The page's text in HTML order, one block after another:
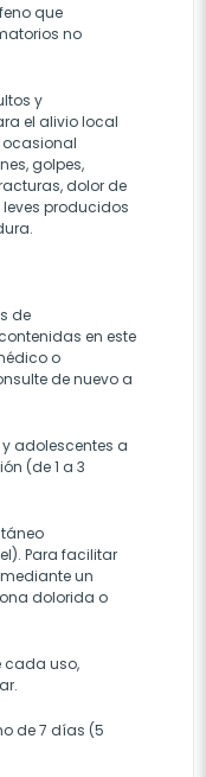
que
no
y
el alivio local
ocasional
golpes,
dolor de
producidos
de
en este
o
de nuevo a
adolescentes a
(de 1 a 3
Para facilitar
un
dolorida o
cada uso,
de 7 días (5